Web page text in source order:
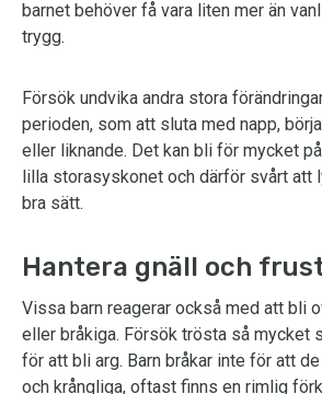
barnet behöver få vara liten mer än
trygg.
Försök undvika andra stora
perioden, som att sluta med napp,
eller liknande. Det kan bli för mycket
lilla storasyskonet och därför svårt att
bra sätt.
Hantera gnäll och
Vissa barn reagerar också med att bli
eller bråkiga. Försök trösta så mycket
för att bli arg. Barn bråkar inte för att
och krångliga, oftast finns en rimlig